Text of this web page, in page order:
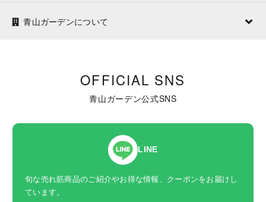
青山ガーデンについて
OFFICIAL SNS
青山ガーデン公式SNS
LINE
旬な売れ筋商品のご紹介やお得な情報、クーポンをお届けし
ています。